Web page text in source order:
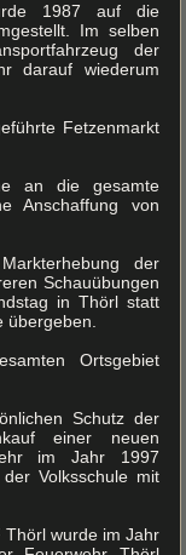
1987 auf die
Im selben
der
darauf wiederum
Fetzenmarkt
an die gesamte
Anschaffung von
der
Schauübungen
in Thörl statt
übergeben.
Ortsgebiet
Schutz der
einer neuen
im Jahr 1997
Volksschule mit
wurde im Jahr